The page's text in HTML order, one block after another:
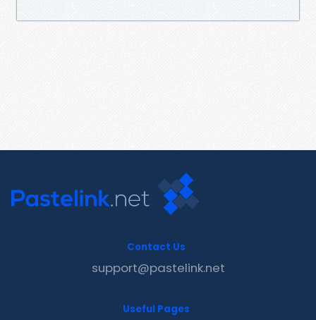
Contact Us
support@pastelink.net
Useful Pages